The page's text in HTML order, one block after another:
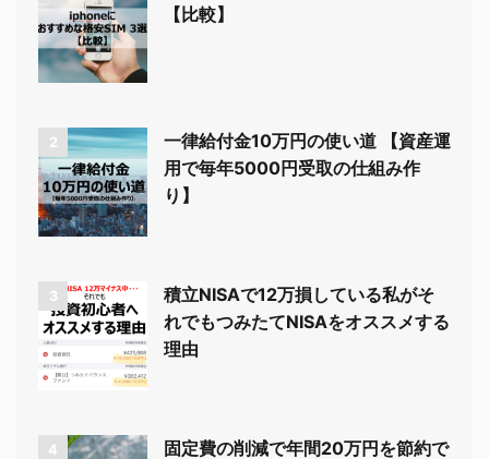
【比較】
2
一律給付金10万円の使い道 【資産運
用で毎年5000円受取の仕組み作
り】
3
積立NISAで12万損している私がそ
れでもつみたてNISAをオススメする
理由
4 固定費の削減で年間20万円を節約で